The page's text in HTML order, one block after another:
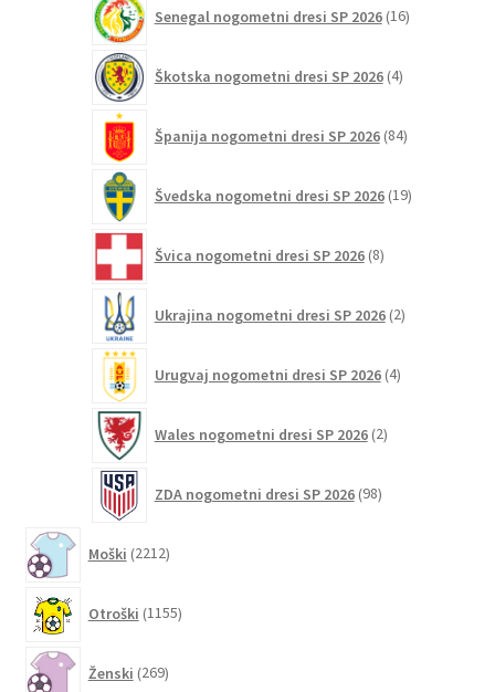
Senegal nogometni dresi SP 2026 16izdelkov
Škotska nogometni dresi SP 2026 4izdelki
Španija nogometni dresi SP 2026 84izdelkov
Švedska nogometni dresi SP 2026 19izdelkov
Švica nogometni dresi SP 2026 8izdelkov
Ukrajina nogometni dresi SP 2026 2izdelka
Urugvaj nogometni dresi SP 2026 4izdelki
Wales nogometni dresi SP 2026 2izdelka
ZDA nogometni dresi SP 2026 98izdelkov
Moški 2212izdelkov
Otroški 1155izdelkov
Ženski 269izdelkov